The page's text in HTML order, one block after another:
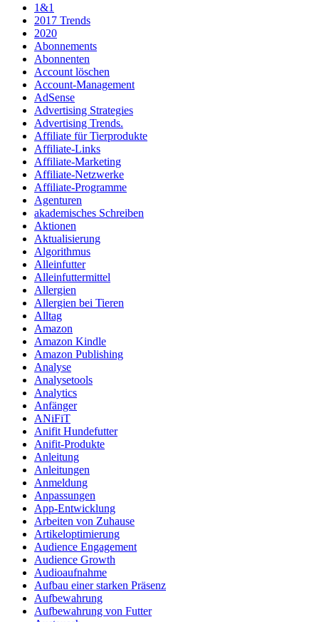
1&1
2017 Trends
2020
Abonnements
Abonnenten
Account löschen
Account-Management
AdSense
Advertising Strategies
Advertising Trends.
Affiliate für Tierprodukte
Affiliate-Links
Affiliate-Marketing
Affiliate-Netzwerke
Affiliate-Programme
Agenturen
akademisches Schreiben
Aktionen
Aktualisierung
Algorithmus
Alleinfutter
Alleinfuttermittel
Allergien
Allergien bei Tieren
Alltag
Amazon
Amazon Kindle
Amazon Publishing
Analyse
Analysetools
Analytics
Anfänger
ANiFiT
Anifit Hundefutter
Anifit-Produkte
Anleitung
Anleitungen
Anmeldung
Anpassungen
App-Entwicklung
Arbeiten von Zuhause
Artikeloptimierung
Audience Engagement
Audience Growth
Audioaufnahme
Aufbau einer starken Präsenz
Aufbewahrung
Aufbewahrung von Futter